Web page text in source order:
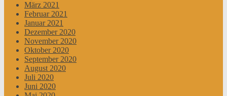
März 2021
Februar 2021
Januar 2021
Dezember 2020
November 2020
Oktober 2020
September 2020
August 2020
Juli 2020
Juni 2020